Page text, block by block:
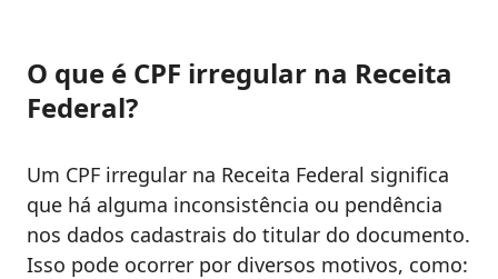
O que é CPF irregular na Receita
Federal?
Um CPF irregular na Receita Federal significa
que há alguma inconsistência ou pendência
nos dados cadastrais do titular do documento.
Isso pode ocorrer por diversos motivos, como: